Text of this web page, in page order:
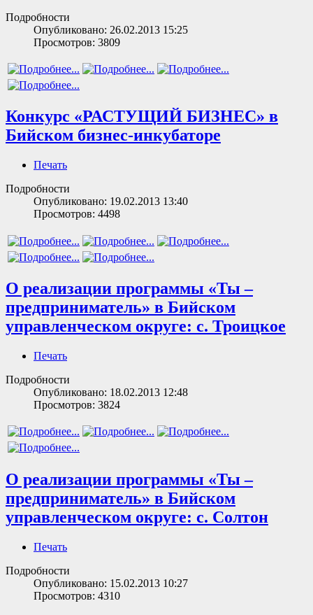
Подробности
Опубликовано: 26.02.2013 15:25
Просмотров: 3809
Конкурс «РАСТУЩИЙ БИЗНЕС» в
Бийском бизнес-инкубаторе
Печать
Подробности
Опубликовано: 19.02.2013 13:40
Просмотров: 4498
О реализации программы «Ты –
предприниматель» в Бийском
управленческом округе: с. Троицкое
Печать
Подробности
Опубликовано: 18.02.2013 12:48
Просмотров: 3824
О реализации программы «Ты –
предприниматель» в Бийском
управленческом округе: с. Солтон
Печать
Подробности
Опубликовано: 15.02.2013 10:27
Просмотров: 4310